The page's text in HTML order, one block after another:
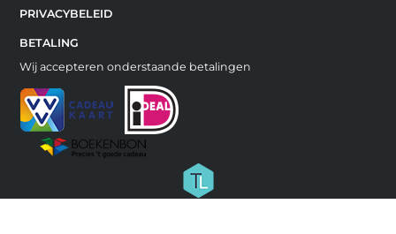
PRIVACYBELEID
BETALING
Wij accepteren onderstaande betalingen